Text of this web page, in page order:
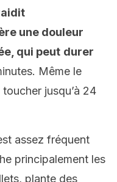
une douleur
qui peut durer
Même le
jusqu’à 24
assez fréquent
principalement les
plante des